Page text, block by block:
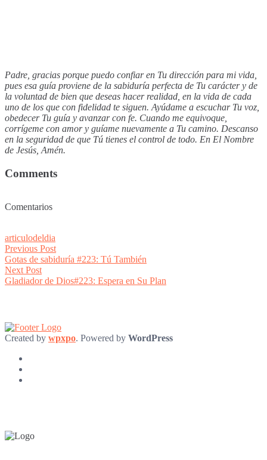
Padre, gracias porque puedo confiar en Tu dirección para mi vida,
pues esa guía proviene de la sabiduría perfecta de Tu carácter y de
la voluntad de bien que deseas hacer realidad, en la vida de cada
uno de los que con fidelidad te siguen. Ayúdame a escuchar Tu voz,
obedecer Tu guía y avanzar con fe. Cuando me equivoque,
corrígeme con amor y guíame nuevamente a Tu camino. Descanso
en la seguridad de que Tú tienes el control de todo. En El Nombre
de Jesús, Amén.
Comments
Comentarios
articulodeldia
Post
navigation
Previous PostPrevious
post:
Gotas de sabiduría #223: Tú También
Next PostNext
post:
Gladiador de Dios#223: Espera en Su Plan
Created by wpxpo. Powered by WordPress